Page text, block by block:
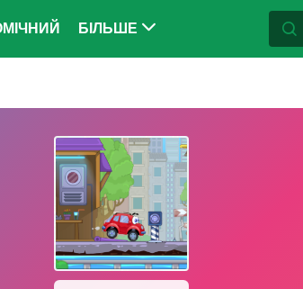
БІЛЬШЕ